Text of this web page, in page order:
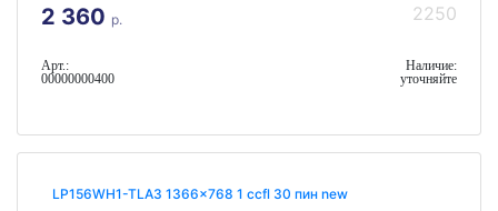
2 360 р.
2250
Арт.:
00000000400
Наличие:
уточняйте
LP156WH1-TLA3 1366x768 1 ccfl 30 пин new